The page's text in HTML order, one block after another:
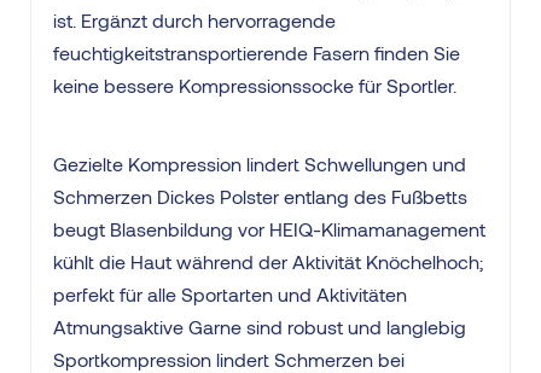
ist. Ergänzt durch hervorragende
feuchtigkeitstransportierende Fasern finden Sie
keine bessere Kompressionssocke für Sportler.
Gezielte Kompression lindert Schwellungen und
Schmerzen Dickes Polster entlang des Fußbetts
beugt Blasenbildung vor HEIQ-Klimamanagement
kühlt die Haut während der Aktivität Knöchelhoch;
perfekt für alle Sportarten und Aktivitäten
Atmungsaktive Garne sind robust und langlebig
Sportkompression lindert Schmerzen bei